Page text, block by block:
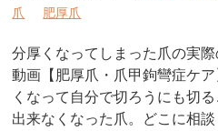
爪
肥厚爪
分厚くなってしまった爪の実際
動画【肥厚爪・爪甲鉤彎症ケ
くなって自分で切ろうにも切
出来なくなった爪。どこに相談